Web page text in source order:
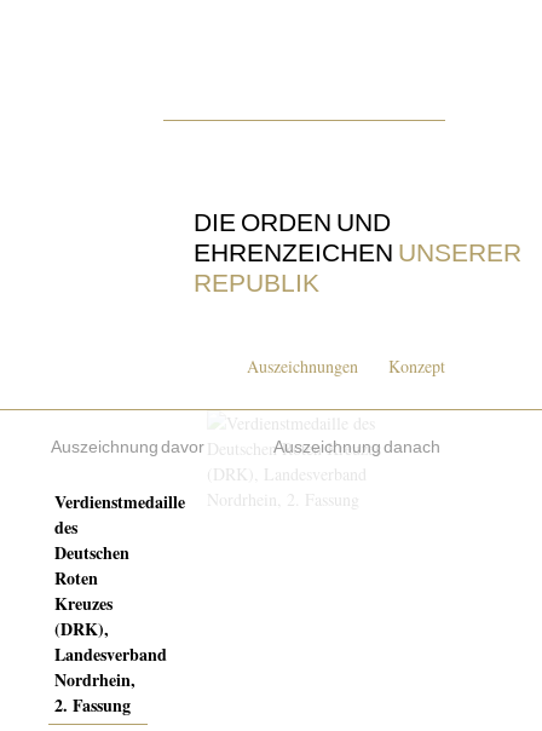
DIE ORDEN UND
EHRENZEICHEN UNSERER
REPUBLIK
Auszeichnungen Konzept
Auszeichnung davor Auszeichnung danach
Verdienstmedaille
des
Deutschen
Roten
Kreuzes
(DRK),
Landesverband
Nordrhein,
2. Fassung